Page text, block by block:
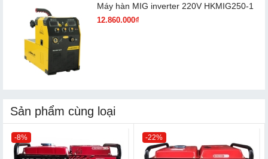
Máy hàn MIG inverter 220V HKMIG250-1
12.860.000₫
Sản phẩm cùng loại
-8% -22%